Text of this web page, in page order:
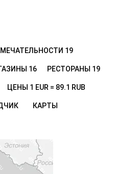
19
16 РЕСТОРАНЫ 19
ЦЕНЫ 1 EUR = 89.1 RUB
КАРТЫ